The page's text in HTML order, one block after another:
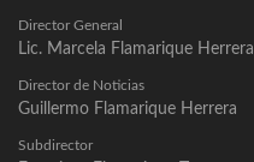
Director General
Lic. Marcela Flamarique Herrera
Director de Noticias
Guillermo Flamarique Herrera
Subdirector